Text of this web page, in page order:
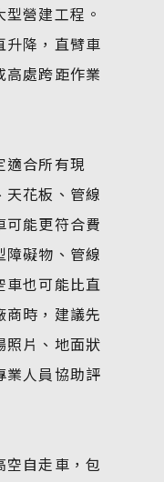
營建工程。
升降，直臂車
高處跨距作業
適合所有現
天花板、管線
可能更符合費
障礙物、管線
車也可能比直
商時，建議先
照片、地面狀
業人員協助評
空自走車，包